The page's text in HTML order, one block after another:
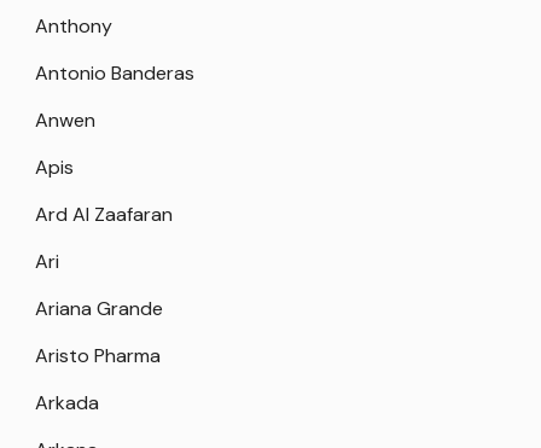
Anthony
Antonio Banderas
Anwen
Apis
Ard Al Zaafaran
Ari
Ariana Grande
Aristo Pharma
Arkada